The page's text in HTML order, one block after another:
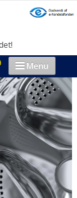
Menu